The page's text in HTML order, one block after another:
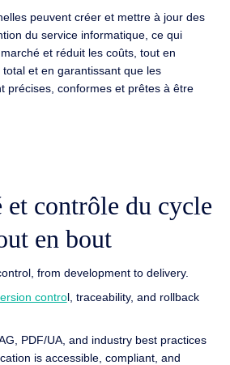
peuvent créer et mettre à jour des
du service informatique, ce qui
et réduit les coûts, tout en
et en garantissant que les
précises, conformes et prêtes à être
contrôle du cycle
en bout
from development to delivery.
control, traceability, and rollback
PDF/UA, and industry best practices
is accessible, compliant, and